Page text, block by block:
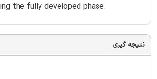
the fully developed phase.
نتیجه گیری